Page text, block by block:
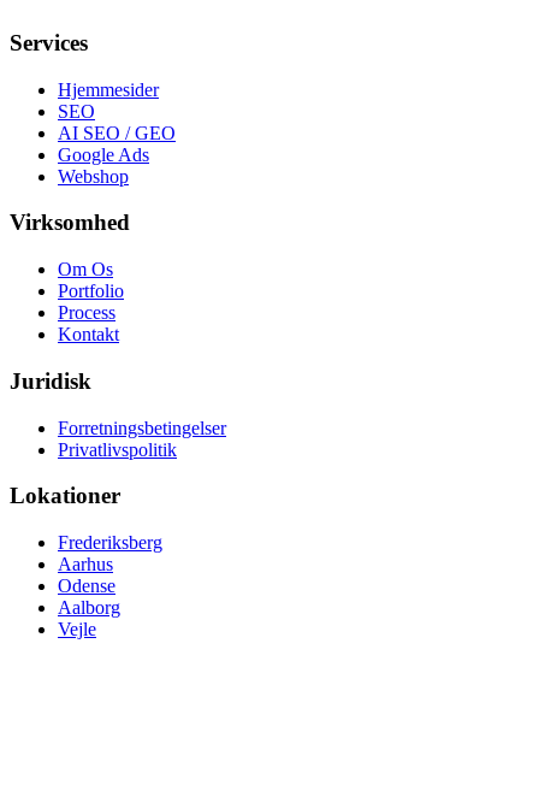
Services
Hjemmesider
SEO
AI SEO / GEO
Google Ads
Webshop
Virksomhed
Om Os
Portfolio
Process
Kontakt
Juridisk
Forretningsbetingelser
Privatlivspolitik
Lokationer
Frederiksberg
Aarhus
Odense
Aalborg
Vejle